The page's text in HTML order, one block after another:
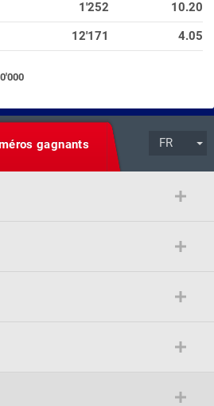
1'252
10.20
12'171 4.05
FR
gagnants